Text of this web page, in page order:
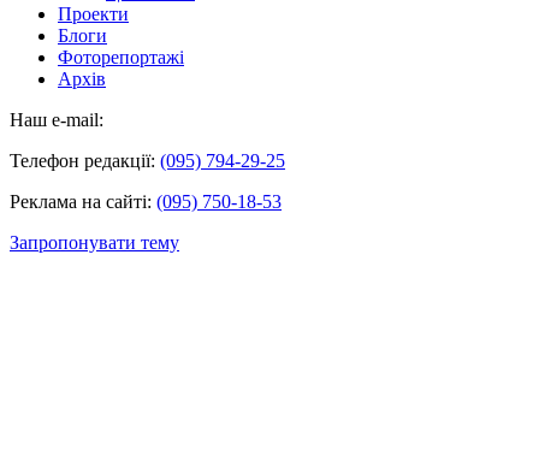
Проекти
Блоги
Фоторепортажі
Архів
Наш e-mail:
Телефон редакції: (095) 794-29-25
Реклама на сайті: (095) 750-18-53
Запропонувати тему